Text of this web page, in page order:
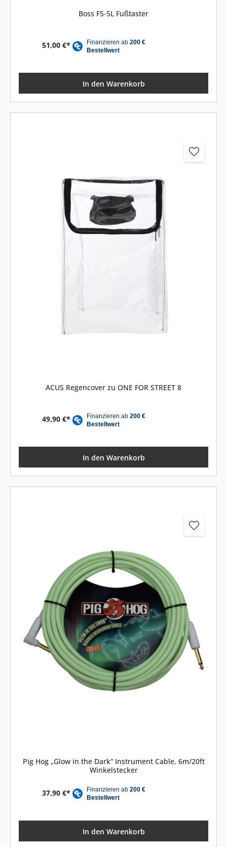
Boss FS-5L Fußtaster
51,00 €*
In den Warenkorb
ACUS Regencover zu ONE FOR STREET 8
49,90 €*
In den Warenkorb
Pig Hog „Glow in the Dark“ Instrument Cable, 6m/20ft
Winkelstecker
37,90 €*
In den Warenkorb